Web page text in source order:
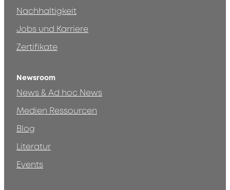
Nachhaltigkeit
Jobs und Karriere
Zertifikate
Newsroom
News & Ad hoc News
Medien Ressourcen
Blog
Literatur
Events